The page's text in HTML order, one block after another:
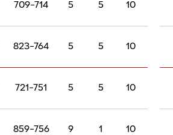
10
5
5
709-714
10
5
5
823-764
10
5
5
721-751
10
1
9
859-756